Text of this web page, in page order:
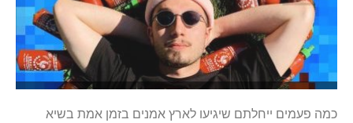
כמה פעמים ייחלתם שיגיעו לארץ אמנים בזמן אמת בשיא